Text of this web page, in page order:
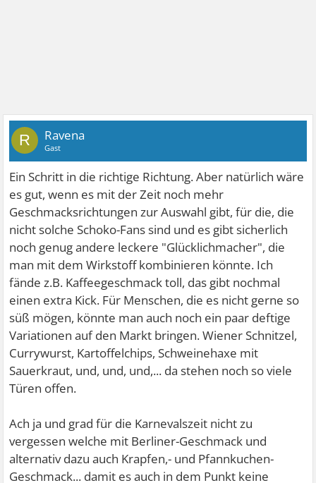
R Ravena
Gast
Ein Schritt in die richtige Richtung. Aber natürlich wäre
es gut, wenn es mit der Zeit noch mehr
Geschmacksrichtungen zur Auswahl gibt, für die, die
nicht solche Schoko-Fans sind und es gibt sicherlich
noch genug andere leckere "Glücklichmacher", die
man mit dem Wirkstoff kombinieren könnte. Ich
fände z.B. Kaffeegeschmack toll, das gibt nochmal
einen extra Kick. Für Menschen, die es nicht gerne so
süß mögen, könnte man auch noch ein paar deftige
Variationen auf den Markt bringen. Wiener Schnitzel,
Currywurst, Kartoffelchips, Schweinehaxe mit
Sauerkraut, und, und, und,... da stehen noch so viele
Türen offen.
Ach ja und grad für die Karnevalszeit nicht zu
vergessen welche mit Berliner-Geschmack und
alternativ dazu auch Krapfen,- und Pfannkuchen-
Geschmack... damit es auch in dem Punkt keine